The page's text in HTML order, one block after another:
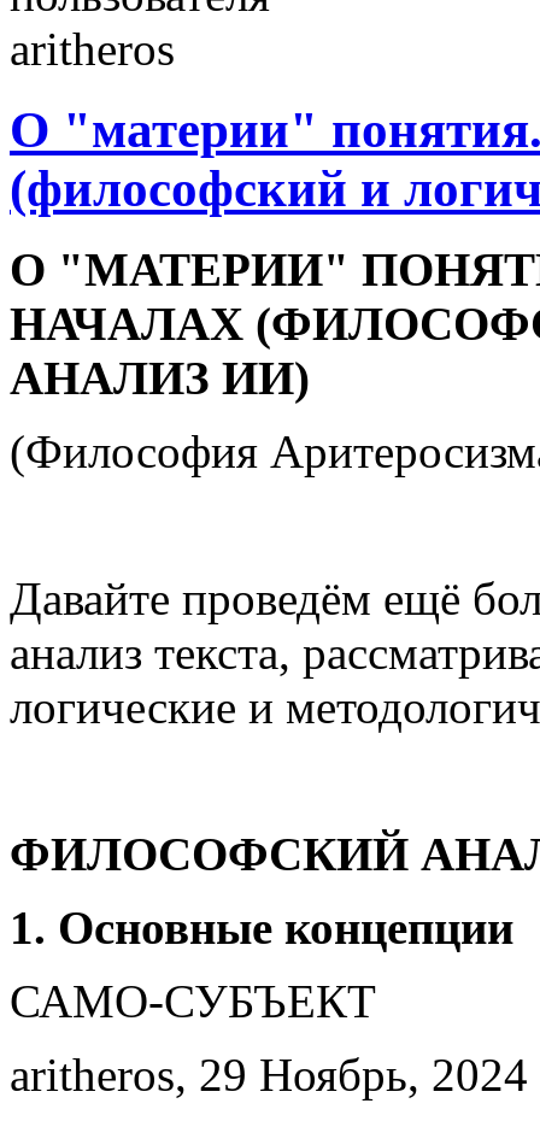
О "материи"
(философский и
О "МАТЕРИИ"
НАЧАЛАХ
АНАЛИЗ ИИ)
(Философия
Давайте проведём ещё
анализ текста,
логические и
ФИЛОСОФСКИЙ
1. Основные концепции
САМО-СУБЪЕКТ
aritheros, 29 Ноябрь,